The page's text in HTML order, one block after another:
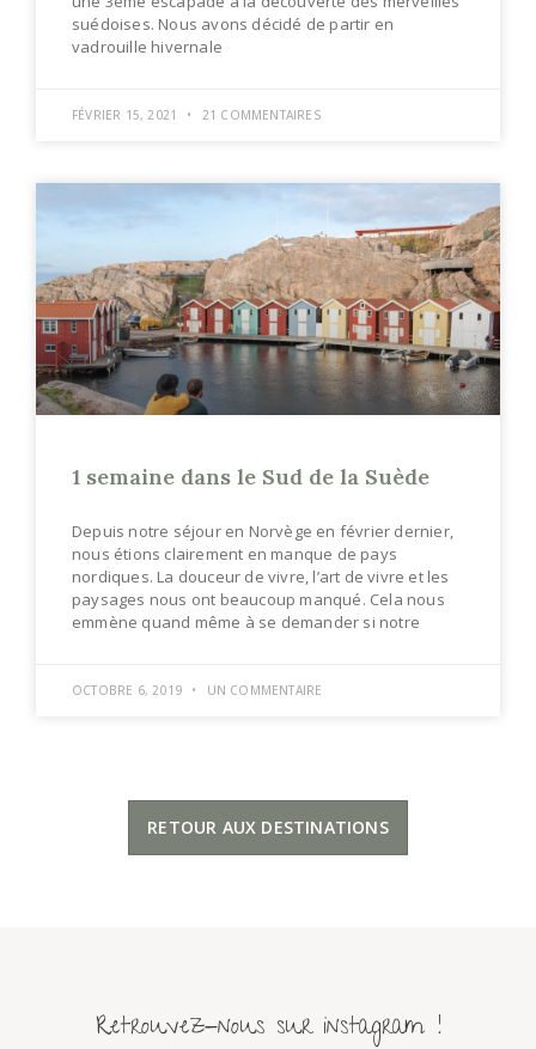
suédoises. Nous avons décidé de partir en
vadrouille hivernale
FÉVRIER 15, 2021 21 COMMENTAIRES
1 semaine dans le Sud de la Suède
Depuis notre séjour en Norvège en février dernier,
nous étions clairement en manque de pays
nordiques. La douceur de vivre, l’art de vivre et les
paysages nous ont beaucoup manqué. Cela nous
emmène quand même à se demander si notre
OCTOBRE 6, 2019 UN COMMENTAIRE
RETOUR AUX DESTINATIONS
Retrouvez-nous sur instagram !